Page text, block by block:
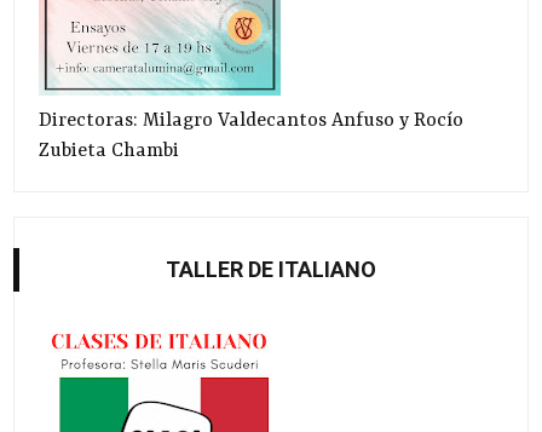
Directoras: Milagro Valdecantos Anfuso y Rocío
Zubieta Chambi
TALLER DE ITALIANO